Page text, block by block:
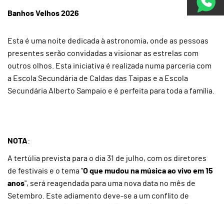
Banhos Velhos 2026
Esta é uma noite dedicada à astronomia, onde as pessoas
presentes serão convidadas a visionar as estrelas com
outros olhos. Esta iniciativa é realizada numa parceria com
a Escola Secundária de Caldas das Taipas e a Escola
Secundária Alberto Sampaio e é perfeita para toda a família.
NOTA:
A tertúlia prevista para o dia 31 de julho, com os diretores
de festivais e o tema "O que mudou na música ao vivo em 15
anos", será reagendada para uma nova data no mês de
Setembro. Este adiamento deve-se a um conflito de